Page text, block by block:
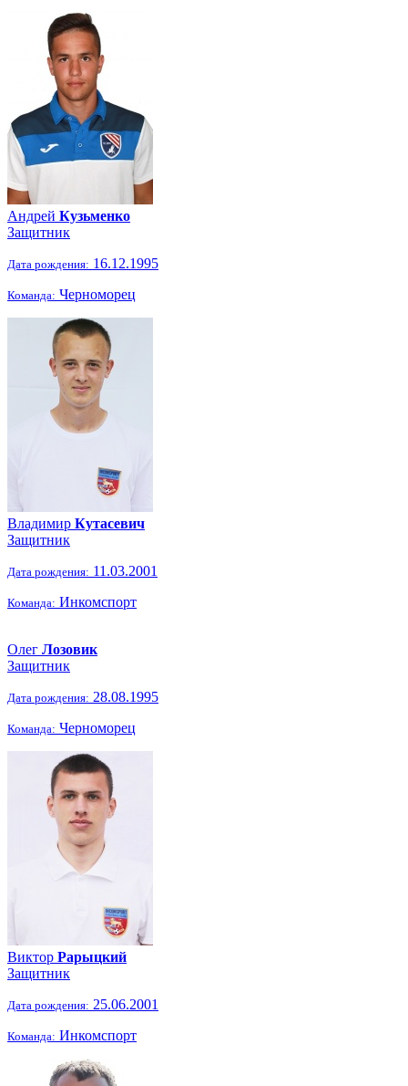
Андрей Кузьменко
Защитник
Дата рождения: 16.12.1995
Команда: Черноморец
Владимир Кутасевич
Защитник
Дата рождения: 11.03.2001
Команда: Инкомспорт
Олег Лозовик
Защитник
Дата рождения: 28.08.1995
Команда: Черноморец
Виктор Рарыцкий
Защитник
Дата рождения: 25.06.2001
Команда: Инкомспорт